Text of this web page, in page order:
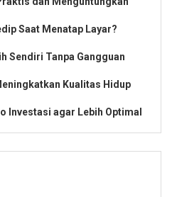
Saat Menatap Layar?
Sendiri Tanpa Gangguan
Kualitas Hidup
Investasi agar Lebih Optimal